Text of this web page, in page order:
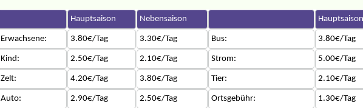
Hauptsaison Nebensaison Hauptsaison
Erwachsene: 3.80€/Tag 3.30€/Tag Bus: 3.80€/Tag
Kind: 2.50€/Tag 2.10€/Tag Strom: 5.00€/Tag
Zelt: 4.20€/Tag 3.80€/Tag Tier: 2.10€/Tag
Auto: 2.90€/Tag 2.50€/Tag Ortsgebühr: 1.30€/Tag